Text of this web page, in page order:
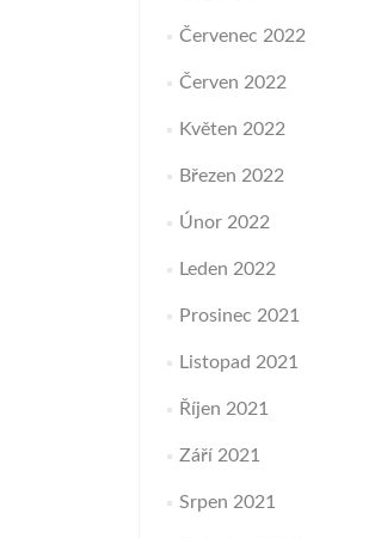
Červenec 2022
Červen 2022
Květen 2022
Březen 2022
Únor 2022
Leden 2022
Prosinec 2021
Listopad 2021
Říjen 2021
Září 2021
Srpen 2021